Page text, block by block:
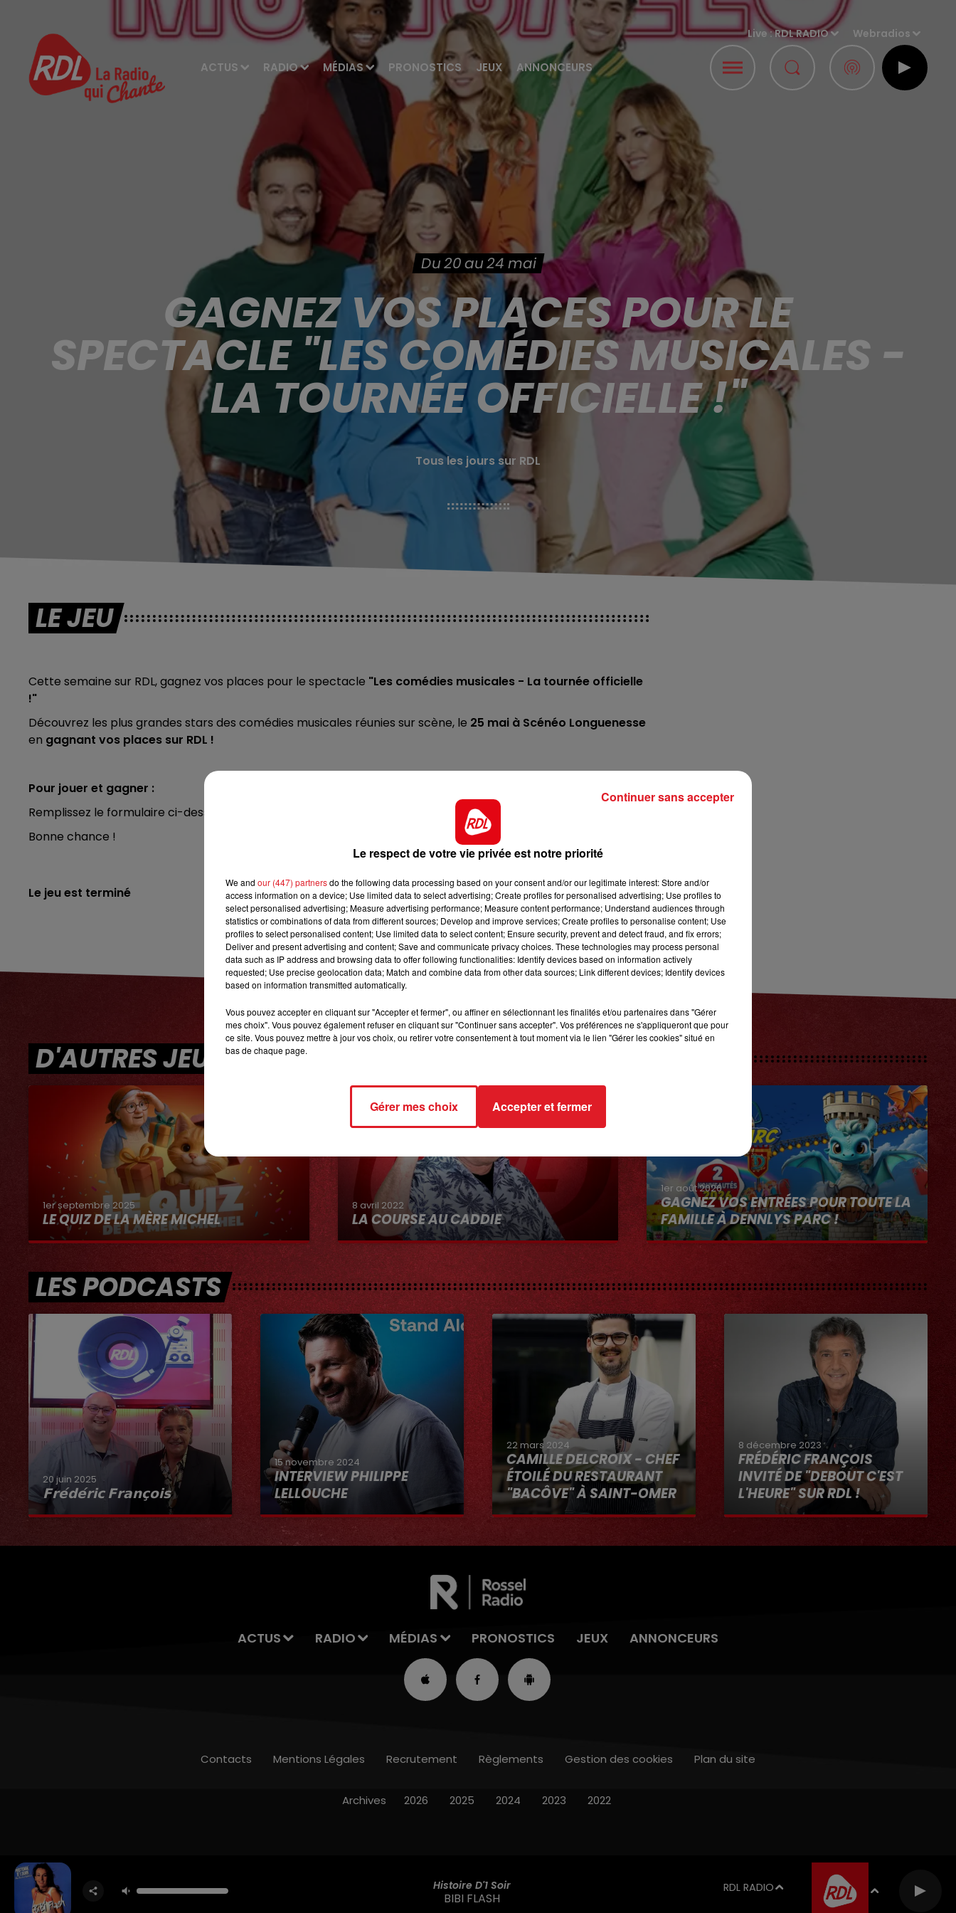
ACTUS RADIO MÉDIAS PRONOSTICS JEUX ANNONCEURS
Live :RDL RADIO Webradios
Du 20 au 24 mai
GAGNEZ VOS PLACES POUR LE
SPECTACLE "LES COMÉDIES MUSICALES -
LA TOURNÉE OFFICIELLE !"
Tous les jours sur RDL
LE JEU
Cette semaine sur RDL, gagnez vos places pour le spectacle "Les comédies musicales - La tournée officielle
!"
Découvrez les plus grandes stars des comédies musicales réunies sur scène, le 25 mai à Scénéo Longuenesse
en gagnant vos places sur RDL !
Pour jouer et gagner :
Remplissez le formulaire ci-dessous. Vosu serez recontacté(e) par téléphone si vous êtes tiré(e) au sort.
Bonne chance !
Le jeu est terminé
D'AUTRES JEUX
1er septembre 2025
LE QUIZ DE LA MÈRE MICHEL
8 avril 2022
LA COURSE AU CADDIE
1er août 2026
GAGNEZ VOS ENTRÉES POUR TOUTE LA
FAMILLE À DENNLYS PARC !
LES PODCASTS
20 juin 2025
𝗙𝗿𝗲́𝗱𝗲́𝗿𝗶𝗰 𝗙𝗿𝗮𝗻𝗰̧𝗼𝗶𝘀
Interview du 20 juin 2025
15 novembre 2024
INTERVIEW PHILIPPE
LELLOUCHE
22 mars 2024
CAMILLE DELCROIX - CHEF
ÉTOILÉ DU RESTAURANT
"BACÔVE" À SAINT-OMER
Au micro d'Hervé dans "RDL ET
8 décembre 2023
FRÉDÉRIC FRANÇOIS
INVITÉ DE "DEBOUT C'EST
L'HEURE" SUR RDL !
8 décembre 2023
ACTUS RADIO MÉDIAS PRONOSTICS JEUX ANNONCEURS
Histoire D'1 Soir
BIBI FLASH
RDL RADIO
Contacts Mentions Légales Recrutement Règlements Gestion des cookies Plan du site
Archives 2026 2025 2024 2023 2022
Le respect de votre vie privée est notre priorité
We and our (447) partnersdo the following data processing based on your consent and/or our legitimate interest: Store and/or
access information on a device; Use limited data to select advertising; Create profiles for personalised advertising; Use profiles to
select personalised advertising; Measure advertising performance; Measure content performance; Understand audiences through
statistics or combinations of data from different sources; Develop and improve services; Create profiles to personalise content; Use
profiles to select personalised content; Use limited data to select content; Ensure security, prevent and detect fraud, and fix errors;
Deliver and present advertising and content; Save and communicate privacy choices. These technologies may process personal
data such as IP address and browsing data to offer following functionalities: Identify devices based on information actively
requested; Use precise geolocation data; Match and combine data from other data sources; Link different devices; Identify devices
based on information transmitted automatically.
Vous pouvez accepter en cliquant sur "Accepter et fermer", ou affiner en sélectionnant les finalités et/ou partenaires dans "Gérer
mes choix". Vous pouvez également refuser en cliquant sur "Continuer sans accepter". Vos préférences ne s'appliqueront que pour
ce site. Vous pouvez mettre à jour vos choix, ou retirer votre consentement à tout moment via le lien "Gérer les cookies" situé en
bas de chaque page.
Gérer mes choix Accepter et fermer
Continuer sans accepter